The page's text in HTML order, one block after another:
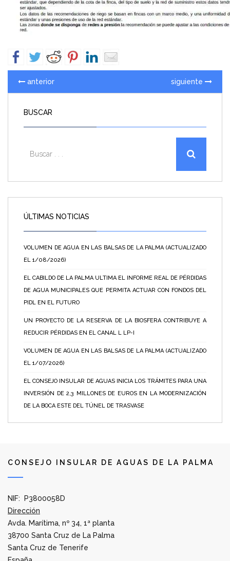
anterior siguiente
BUSCAR
ÚLTIMAS NOTICIAS
VOLUMEN DE AGUA EN LAS BALSAS DE LA PALMA (ACTUALIZADO
EL 1/08/2026)
EL CABILDO DE LA PALMA ULTIMA EL INFORME REAL DE PÉRDIDAS
DE AGUA MUNICIPALES QUE PERMITA ACTUAR CON FONDOS DEL
PIDL EN EL FUTURO
UN PROYECTO DE LA RESERVA DE LA BIOSFERA CONTRIBUYE A
REDUCIR PÉRDIDAS EN EL CANAL L LP-I
VOLUMEN DE AGUA EN LAS BALSAS DE LA PALMA (ACTUALIZADO
EL 1/07/2026)
EL CONSEJO INSULAR DE AGUAS INICIA LOS TRÁMITES PARA UNA
INVERSIÓN DE 2,3 MILLONES DE EUROS EN LA MODERNIZACIÓN
DE LA BOCA ESTE DEL TÚNEL DE TRASVASE
CONSEJO INSULAR DE AGUAS DE LA PALMA
NIF: P3800058D
Dirección
Avda. Marítima, nº 34, 1ª planta
38700 Santa Cruz de La Palma
Santa Cruz de Tenerife